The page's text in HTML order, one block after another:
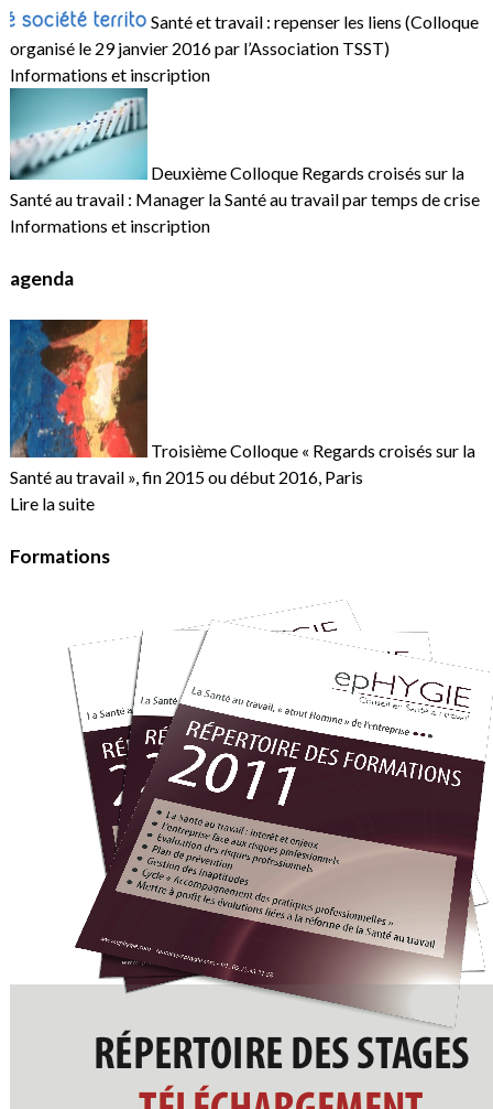
Santé et travail : repenser les liens (Colloque
organisé le 29 janvier 2016 par l’Association TSST)
Informations et inscription
Deuxième Colloque Regards croisés sur la
Santé au travail : Manager la Santé au travail par temps de crise
Informations et inscription
agenda
Troisième Colloque « Regards croisés sur la
Santé au travail », fin 2015 ou début 2016, Paris
Lire la suite
Formations